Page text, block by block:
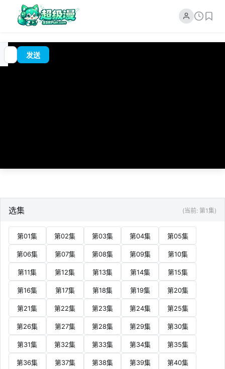
00:00
追
番
?发送
选集 (当前: 第1集)
第01集 第02集 第03集 第04集 第05集
第06集 第07集 第08集 第09集 第10集
第11集 第12集 第13集 第14集 第15集
第16集 第17集 第18集 第19集 第20集
第21集 第22集 第23集 第24集 第25集
第26集 第27集 第28集 第29集 第30集
第31集 第32集 第33集 第34集 第35集
第36集 第37集 第38集 第39集 第40集